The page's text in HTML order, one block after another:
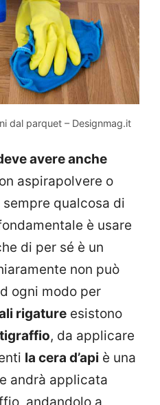
dal parquet – Designmag.it
avere anche
aspirapolvere o
qualcosa di
è usare
di per sé è un
non può
ogni modo per
rigature esistono
, da applicare
la cera d’api è una
andrà applicata
andandolo a